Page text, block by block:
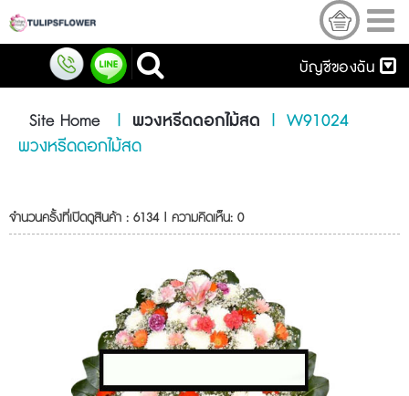
บัญชีของฉัน
Site Home | พวงหรีดดอกไม้สด | W91024
พวงหรีดดอกไม้สด
จำนวนครั้งที่เปิดดูสินค้า : 6134 | ความคิดเห็น: 0